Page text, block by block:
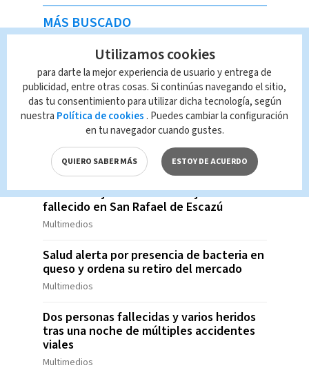
MÁS BUSCADO
Marcela Ugalde aclara que su estado de
salud es estable tras presentar una
infección en su recuperación
Multimedios
Dos homicidios simultáneos sacuden
Barranca este fin de semana
Multimedios
Un nuevo ajusticiamiento dejó un
fallecido en San Rafael de Escazú
Multimedios
Salud alerta por presencia de bacteria en
queso y ordena su retiro del mercado
Multimedios
Dos personas fallecidas y varios heridos
tras una noche de múltiples accidentes
viales
Multimedios
Utilizamos cookies
para darte la mejor experiencia de usuario y entrega de
publicidad, entre otras cosas. Si continúas navegando el sitio,
das tu consentimiento para utilizar dicha tecnología, según
nuestra Política de cookies . Puedes cambiar la configuración
en tu navegador cuando gustes.
QUIERO SABER MÁS ESTOY DE ACUERDO